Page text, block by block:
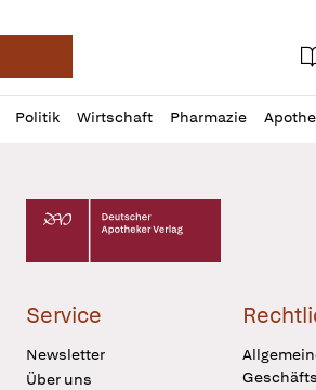
Deutsche Apotheker
Politik Wirtschaft Pharmazie
Profil
öffnen
Daz
Pur
Deutscher Apotheker Verlag Logo
Service
Newsletter
Über uns